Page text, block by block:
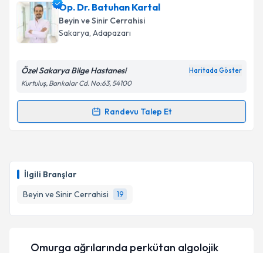
İlgili Branşlar
Beyin ve Sinir Cerrahisi
19
Dr.Öğr.Üyesi İbrahim Ekiciiçin randevu takvimi
talebi oluşturun. Size bu uzmandan randevu almanız
için bir takvim hazırlandığında e-posta ile
bilgilendireceğiz.
Kişisel verilerimin işlenmesine ilişkinAydınlatma
Op. Dr. Batuhan Kartal
Beyin ve Sinir Cerrahisi
Sakarya, Adapazarı
Özel Sakarya Bilge Hastanesi Haritada Göster
Kurtuluş, Bankalar Cd. No:63, 54100
Randevu Talep Et
Randevu Takvimi Talebi
takvim hazırlandığında e-posta ile bilgilendireceğiz.
Omurga ağrılarında perkütan algolojik